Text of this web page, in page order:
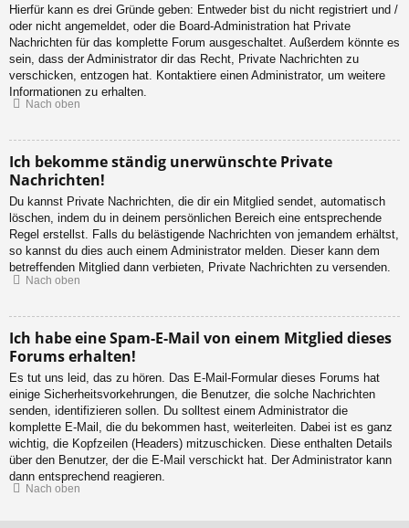
Hierfür kann es drei Gründe geben: Entweder bist du nicht registriert und /
oder nicht angemeldet, oder die Board-Administration hat Private
Nachrichten für das komplette Forum ausgeschaltet. Außerdem könnte es
sein, dass der Administrator dir das Recht, Private Nachrichten zu
verschicken, entzogen hat. Kontaktiere einen Administrator, um weitere
Informationen zu erhalten.
Nach oben
Ich bekomme ständig unerwünschte Private
Nachrichten!
Du kannst Private Nachrichten, die dir ein Mitglied sendet, automatisch
löschen, indem du in deinem persönlichen Bereich eine entsprechende
Regel erstellst. Falls du belästigende Nachrichten von jemandem erhältst,
so kannst du dies auch einem Administrator melden. Dieser kann dem
betreffenden Mitglied dann verbieten, Private Nachrichten zu versenden.
Nach oben
Ich habe eine Spam-E-Mail von einem Mitglied dieses
Forums erhalten!
Es tut uns leid, das zu hören. Das E-Mail-Formular dieses Forums hat
einige Sicherheitsvorkehrungen, die Benutzer, die solche Nachrichten
senden, identifizieren sollen. Du solltest einem Administrator die
komplette E-Mail, die du bekommen hast, weiterleiten. Dabei ist es ganz
wichtig, die Kopfzeilen (Headers) mitzuschicken. Diese enthalten Details
über den Benutzer, der die E-Mail verschickt hat. Der Administrator kann
dann entsprechend reagieren.
Nach oben